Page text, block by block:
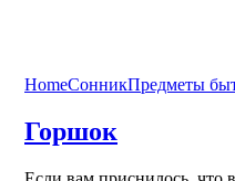
HomeСонникПредметы
Горшок